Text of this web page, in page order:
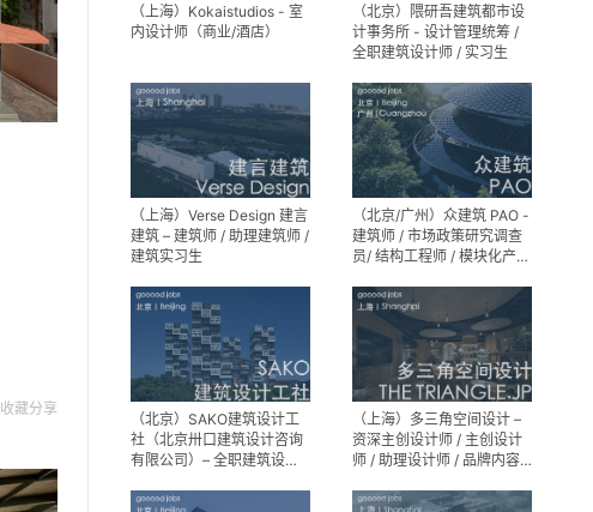
收藏分享
（上海）Kokaistudios - 室
内设计师（商业/酒店）
（北京）隈研吾建筑都市设
计事务所 - 设计管理统筹 /
全职建筑设计师 / 实习生
（上海）Verse Design 建言
建筑 – 建筑师 / 助理建筑师 /
建筑实习生
（北京/广州）众建筑 PAO -
建筑师 / 市场政策研究调查
员/ 结构工程师 / 模块化产品
师 / 机电工程师 / 实习生
（北京）SAKO建筑设计工
社（北京卅口建筑设计咨询
有限公司）– 全职建筑设计
（上海）多三角空间设计 –
资深主创设计师 / 主创设计
师 / 助理设计师 / 品牌内容